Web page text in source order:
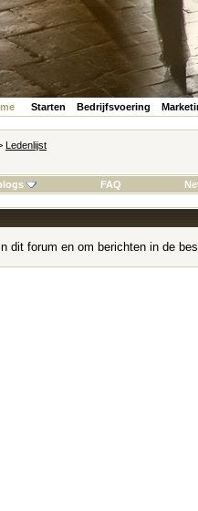
Starten Bedrijfsvoering
Ledenlijst
FAQ
dit forum en om berichten in de